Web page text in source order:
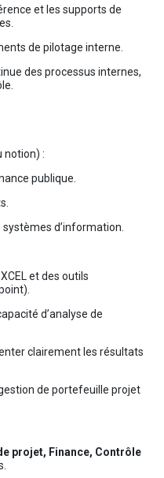
et les supports de
de pilotage interne.
des processus internes,
notion) :
publique.
d’information.
et des outils
d’analyse de
clairement les résultats
de portefeuille projet
projet, Finance, Contrôle